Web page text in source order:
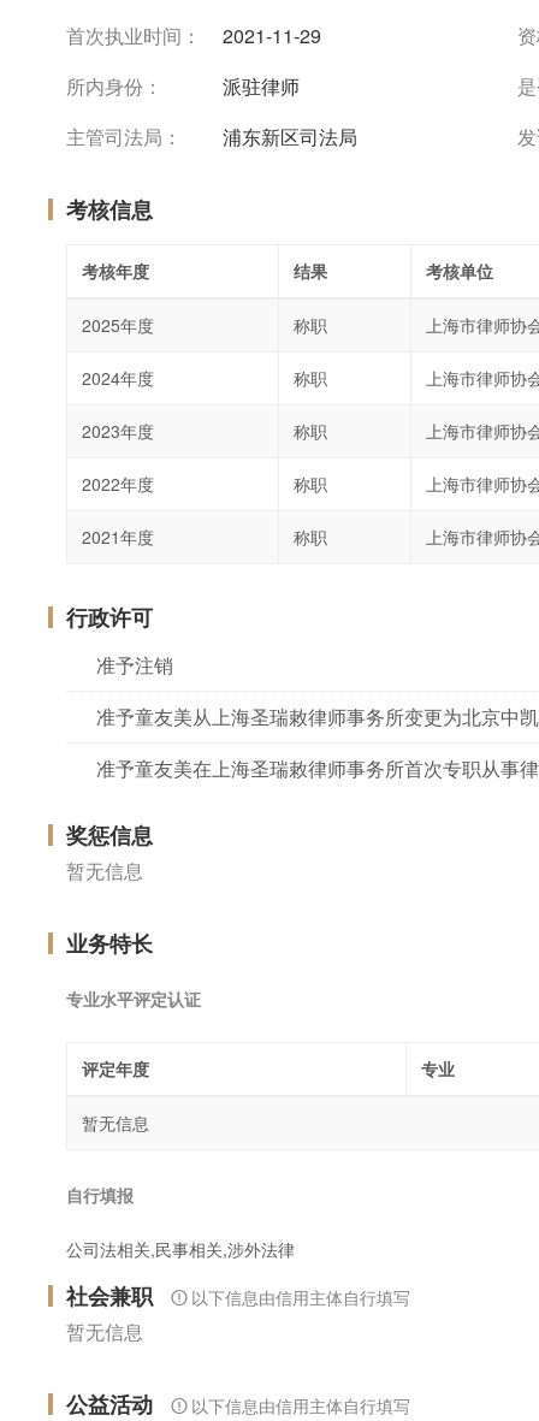
首次执业时间：
2021-11-29
所内身份：
派驻律师
主管司法局：
浦东新区司法局
考核信息
考核年度 结果 考核单位
2025年度 称职 上海市律师协
2024年度 称职 上海市律师协
2023年度 称职 上海市律师协
2022年度 称职 上海市律师协
2021年度 称职 上海市律师协
行政许可
准予注销
准予童友美从上海圣瑞敕律师事务所变更为北京中
准予童友美在上海圣瑞敕律师事务所首次专职从事
奖惩信息
暂无信息
业务特长
专业水平评定认证
评定年度 专业
暂无信息
自行填报
公司法相关,民事相关,涉外法律
社会兼职 以下信息由信用主体自行填写
暂无信息
公益活动 以下信息由信用主体自行填写